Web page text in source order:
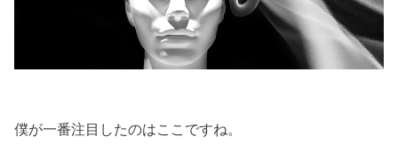
僕が一番注目したのはここですね。